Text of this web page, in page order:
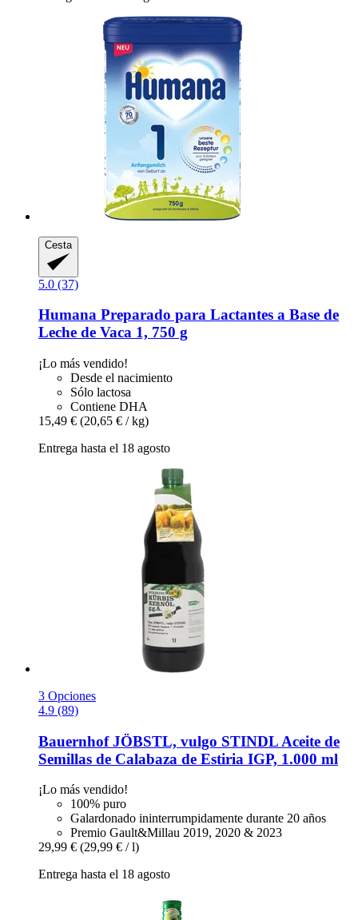
Cesta
5.0 (37)
Humana Preparado para Lactantes a Base de
Leche de Vaca 1, 750 g
¡Lo más vendido!
Desde el nacimiento
Sólo lactosa
Contiene DHA
15,49 € (20,65 € / kg)
Entrega hasta el 18 agosto
3 Opciones
4.9 (89)
Bauernhof JÖBSTL, vulgo STINDL Aceite de
Semillas de Calabaza de Estiria IGP, 1.000 ml
¡Lo más vendido!
100% puro
Galardonado ininterrumpidamente durante 20 años
Premio Gault&Millau 2019, 2020 & 2023
29,99 € (29,99 € / l)
Entrega hasta el 18 agosto